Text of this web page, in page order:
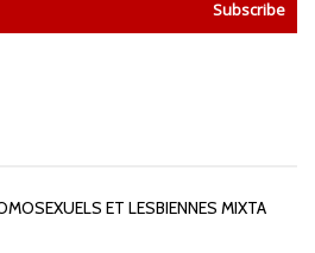
Subscribe
ET LESBIENNES MIXTA